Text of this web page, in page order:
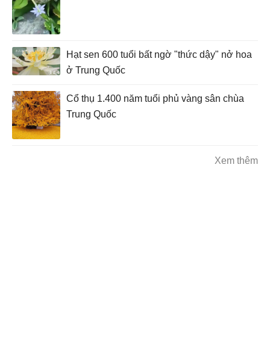
Hạt sen 600 tuổi bất ngờ "thức dậy" nở hoa
ở Trung Quốc
Cổ thụ 1.400 năm tuổi phủ vàng sân chùa
Trung Quốc
Xem thêm